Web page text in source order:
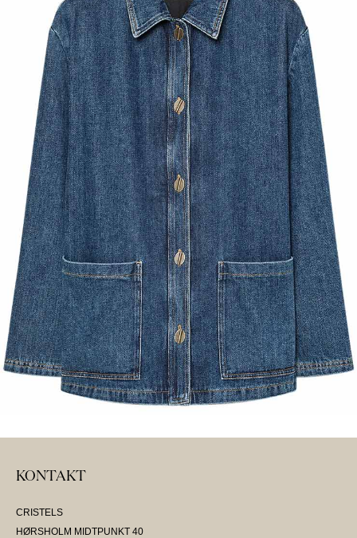
KONTAKT
CRISTELS
HØRSHOLM MIDTPUNKT 40